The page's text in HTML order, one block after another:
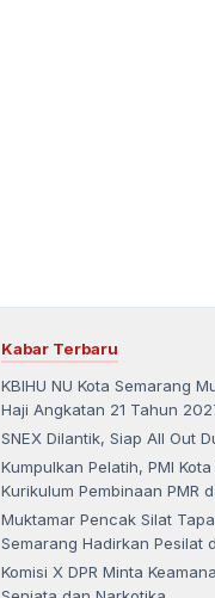
Kabar Terbaru
KBIHU NU Kota Semarang
Haji Angkatan 21 Tahun
SNEX Dilantik, Siap All Out
Kumpulkan Pelatih, PMI
Kurikulum Pembinaan PMR
Muktamar Pencak Silat
Semarang Hadirkan Pesilat
Komisi X DPR Minta